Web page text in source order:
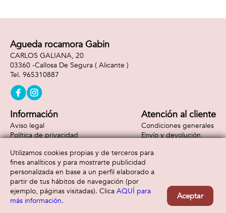
Agueda rocamora Gabin
CARLOS GALIANA, 20
03360 -Callosa De Segura ( Alicante )
965310887
Información
Aviso legal
Política de privacidad
Atención al cliente
Condiciones generales
Envío y devolución
Formas de pago
Utilizamos cookies propias y de terceros para
fines analíticos y para mostrarte publicidad
personalizada en base a un perfil elaborado a
partir de tus hábitos de navegación (por
ejemplo, páginas visitadas). Clica AQUÍ para
más información. Aceptar